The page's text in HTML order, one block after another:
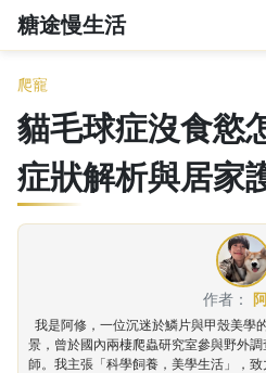
糖途慢生活
爬寵
貓毛球症沒食慾
症狀解析與居家
作者：
我是阿修，一位沉迷於鱗片與甲殼美學
景，曾於國內兩棲爬蟲研究室參與野外
師。我主張「科學飼養，美學生活」，